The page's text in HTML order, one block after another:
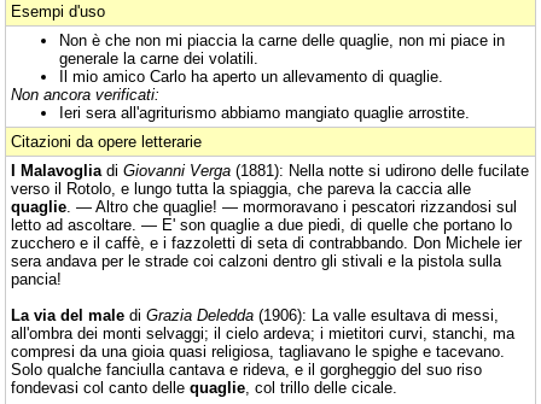
Esempi d'uso
Non è che non mi piaccia la carne delle quaglie, non mi piace in
generale la carne dei volatili.
Il mio amico Carlo ha aperto un allevamento di quaglie.
Non ancora verificati:
Ieri sera all'agriturismo abbiamo mangiato quaglie arrostite.
Citazioni da opere letterarie
I Malavoglia di Giovanni Verga (1881): Nella notte si udirono delle fucilate
verso il Rotolo, e lungo tutta la spiaggia, che pareva la caccia alle
quaglie . — Altro che quaglie! — mormoravano i pescatori rizzandosi sul
letto ad ascoltare. — E' son quaglie a due piedi, di quelle che portano lo
zucchero e il caffè, e i fazzoletti di seta di contrabbando. Don Michele ier
sera andava per le strade coi calzoni dentro gli stivali e la pistola sulla
pancia!
La via del male di Grazia Deledda (1906): La valle esultava di messi,
all'ombra dei monti selvaggi; il cielo ardeva; i mietitori curvi, stanchi, ma
compresi da una gioia quasi religiosa, tagliavano le spighe e tacevano.
Solo qualche fanciulla cantava e rideva, e il gorgheggio del suo riso
fondevasi col canto delle quaglie , col trillo delle cicale.